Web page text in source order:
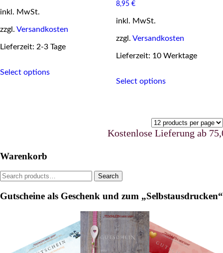
inkl. MwSt.
zzgl. Versandkosten
Lieferzeit: 2-3 Tage
Select optionsproduct
product
8,95 €
inkl. MwSt.
zzgl. Versandkosten
Lieferzeit: 10 Werktage
Select optionsproduct
The
options
may
page
Kostenlose Lieferung ab
Warenkorb
Search
Search
Gutscheine als Geschenk und zum „Selbstausdrucken“